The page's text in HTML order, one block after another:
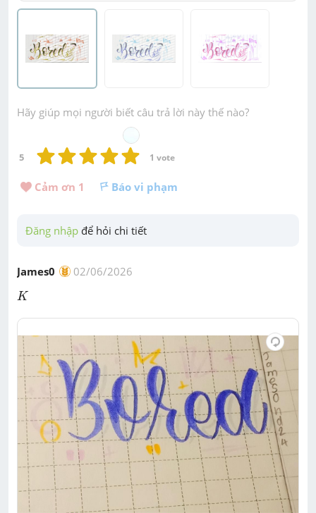
Hãy giúp mọi người biết câu trả lời này thế nào?
5 1 vote
Cảm ơn 1 Báo vi phạm
Đăng nhập để hỏi chi tiết
James0 02/06/2026
K
K